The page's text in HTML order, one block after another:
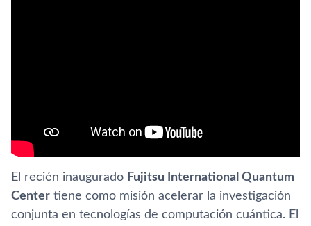
El recién inaugurado Fujitsu International Quantum
Center tiene como misión acelerar la investigación
conjunta en tecnologías de computación cuántica. El